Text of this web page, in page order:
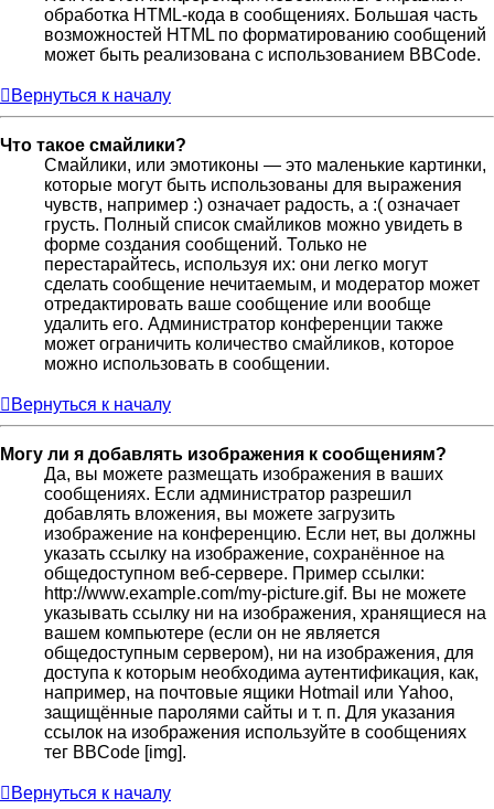
обработка HTML-кода в сообщениях. Большая часть
возможностей HTML по форматированию сообщений
может быть реализована с использованием BBCode.
Вернуться к началу
Что такое смайлики?
Смайлики, или эмотиконы — это маленькие картинки,
которые могут быть использованы для выражения
чувств, например :) означает радость, а :( означает
грусть. Полный список смайликов можно увидеть в
форме создания сообщений. Только не
перестарайтесь, используя их: они легко могут
сделать сообщение нечитаемым, и модератор может
отредактировать ваше сообщение или вообще
удалить его. Администратор конференции также
может ограничить количество смайликов, которое
можно использовать в сообщении.
Вернуться к началу
Могу ли я добавлять изображения к сообщениям?
Да, вы можете размещать изображения в ваших
сообщениях. Если администратор разрешил
добавлять вложения, вы можете загрузить
изображение на конференцию. Если нет, вы должны
указать ссылку на изображение, сохранённое на
общедоступном веб-сервере. Пример ссылки:
http://www.example.com/my-picture.gif. Вы не можете
указывать ссылку ни на изображения, хранящиеся на
вашем компьютере (если он не является
общедоступным сервером), ни на изображения, для
доступа к которым необходима аутентификация, как,
например, на почтовые ящики Hotmail или Yahoo,
защищённые паролями сайты и т. п. Для указания
ссылок на изображения используйте в сообщениях
тег BBCode [img].
Вернуться к началу